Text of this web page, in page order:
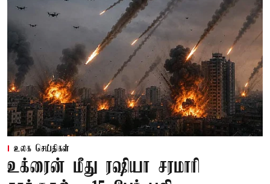
உலக செய்திகள்
உக்ரைன் மீது ரஷியா சரமாரி